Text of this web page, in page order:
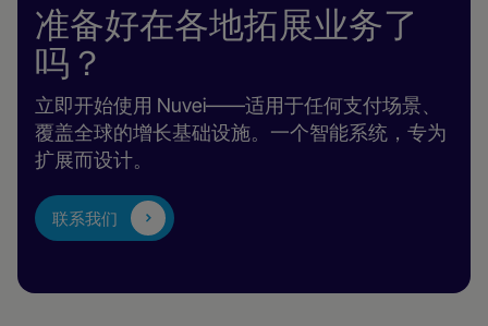
准备好在各地拓展业务了
吗？
立即开始使用 Nuvei——适用于任何支付场景、
覆盖全球的增长基础设施。一个智能系统，专为
扩展而设计。
联系我们